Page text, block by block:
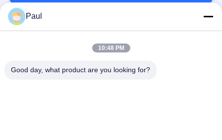
잎 강철
마텐 자이 트계 스테
스테인리스를 강하게
Paul
10:48 PM
Good day, what product are you looking for?